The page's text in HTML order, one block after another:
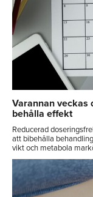
Varannan veckas
behålla effekt
Reducerad
att bibehålla
vikt och metabola